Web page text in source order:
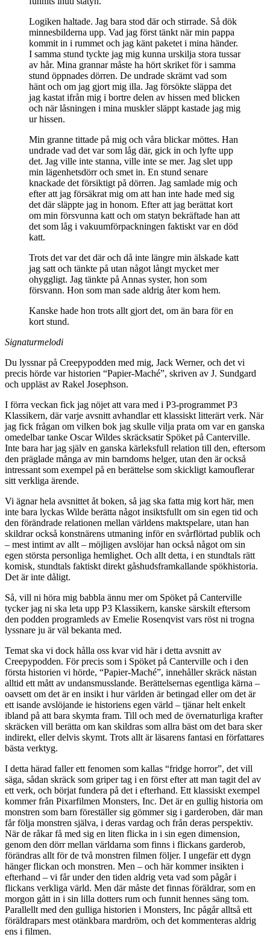
Logiken haltade. Jag bara stod där och stirrade. Så dök
minnesbilderna upp. Vad jag först tänkt när min pappa
kommit in i rummet och jag känt paketet i mina händer.
I samma stund tyckte jag mig kunna urskilja stora tussar
av hår. Mina grannar måste ha hört skriket för i samma
stund öppnades dörren. De undrade skrämt vad som
hänt och om jag gjort mig illa. Jag försökte släppa det
jag kastat ifrån mig i bortre delen av hissen med blicken
och när låsningen i mina muskler släppt kastade jag mig
ur hissen.
Min granne tittade på mig och våra blickar möttes. Han
undrade vad det var som låg där, gick in och lyfte upp
det. Jag ville inte stanna, ville inte se mer. Jag slet upp
min lägenhetsdörr och smet in. En stund senare
knackade det försiktigt på dörren. Jag samlade mig och
efter att jag försäkrat mig om att han inte hade med sig
det där släppte jag in honom. Efter att jag berättat kort
om min försvunna katt och om statyn bekräftade han att
det som låg i vakuumförpackningen faktiskt var en död
katt.
Trots det var det där och då inte längre min älskade katt
jag satt och tänkte på utan något långt mycket mer
ohyggligt. Jag tänkte på Annas syster, hon som
försvann. Hon som man sade aldrig åter kom hem.
Kanske hade hon trots allt gjort det, om än bara för en
kort stund.
Signaturmelodi
Du lyssnar på Creepypodden med mig, Jack Werner, och det vi
precis hörde var historien “Papier-Maché”, skriven av J. Sundgard
och uppläst av Rakel Josephson.
I förra veckan fick jag nöjet att vara med i P3-programmet P3
Klassikern, där varje avsnitt avhandlar ett klassiskt litterärt verk. När
jag fick frågan om vilken bok jag skulle vilja prata om var en ganska
omedelbar tanke Oscar Wildes skräcksatir Spöket på Canterville.
Inte bara har jag själv en ganska kärleksfull relation till den, eftersom
den präglade många av min barndoms helger, utan den är också
intressant som exempel på en berättelse som skickligt kamouflerar
sitt verkliga ärende.
Vi ägnar hela avsnittet åt boken, så jag ska fatta mig kort här, men
inte bara lyckas Wilde berätta något insiktsfullt om sin egen tid och
den förändrade relationen mellan världens maktspelare, utan han
skildrar också konstnärens utmaning inför en svårflörtad publik och
– mest intimt av allt – möjligen avslöjar han också något om sin
egen största personliga hemlighet. Och allt detta, i en stundtals rätt
komisk, stundtals faktiskt direkt gåshudsframkallande spökhistoria.
Det är inte dåligt.
Så, vill ni höra mig babbla ännu mer om Spöket på Canterville
tycker jag ni ska leta upp P3 Klassikern, kanske särskilt eftersom
den podden programleds av Emelie Rosenqvist vars röst ni trogna
lyssnare ju är väl bekanta med.
Temat ska vi dock hålla oss kvar vid här i detta avsnitt av
Creepypodden. För precis som i Spöket på Canterville och i den
första historien vi hörde, “Papier-Maché”, innehåller skräck nästan
alltid ett mått av undansmusslande. Berättelsernas egentliga kärna –
oavsett om det är en insikt i hur världen är betingad eller om det är
ett isande avslöjande ie historiens egen värld – tjänar helt enkelt
ibland på att bara skymta fram. Till och med de övernaturliga krafter
skräcken vill berätta om kan skildras som allra bäst om det bara sker
indirekt, eller delvis skymt. Trots allt är läsarens fantasi en författares
bästa verktyg.
I detta härad faller ett fenomen som kallas “fridge horror”, det vill
säga, sådan skräck som griper tag i en först efter att man tagit del av
ett verk, och börjat fundera på det i efterhand. Ett klassiskt exempel
kommer från Pixarfilmen Monsters, Inc. Det är en gullig historia om
monstren som barn föreställer sig gömmer sig i garderoben, där man
får följa monstren själva, i deras vardag och från deras perspektiv.
När de råkar få med sig en liten flicka in i sin egen dimension,
genom den dörr mellan världarna som finns i flickans garderob,
förändras allt för de två monstren filmen följer. I ungefär ett dygn
hänger flickan och monstren. Men – och här kommer insikten i
efterhand – vi får under den tiden aldrig veta vad som pågår i
flickans verkliga värld. Men där måste det finnas föräldrar, som en
morgon gått in i sin lilla dotters rum och funnit hennes säng tom.
Parallellt med den gulliga historien i Monsters, Inc pågår alltså ett
föräldrapars mest otänkbara mardröm, och det kommenteras aldrig
ens i filmen.